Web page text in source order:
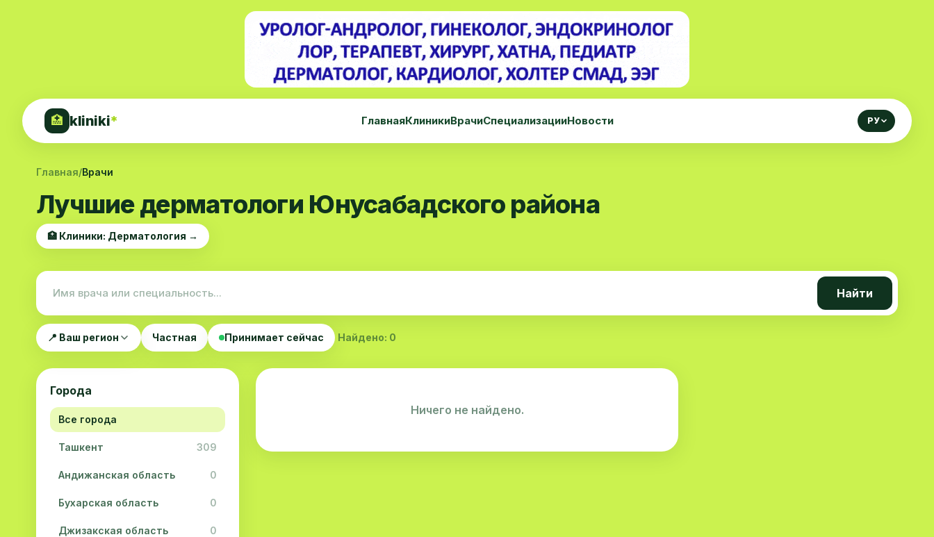
🏥 kliniki* ГлавнаяКлиникиВрачиСпециализацииНовости РУ
Главная/Врачи
Лучшие дерматологи Юнусабадского района
🏥 Клиники: Дерматология →
Найти
📍 Ваш регион Частная Принимает сейчас Найдено: 0
Города
Все города
Ташкент 309
Андижанская область 0
Бухарская область 0
Джизакская область 0
Ничего не найдено.